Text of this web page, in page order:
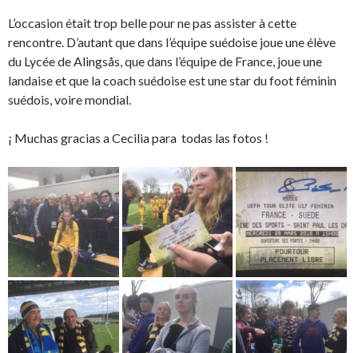
L’occasion était trop belle pour ne pas assister à cette
rencontre. D’autant que dans l’équipe suédoise joue une élève
du Lycée de Alingsås, que dans l’équipe de France, joue une
landaise et que la coach suédoise est une star du foot féminin
suédois, voire mondial.
¡ Muchas gracias a Cecilia para todas las fotos !